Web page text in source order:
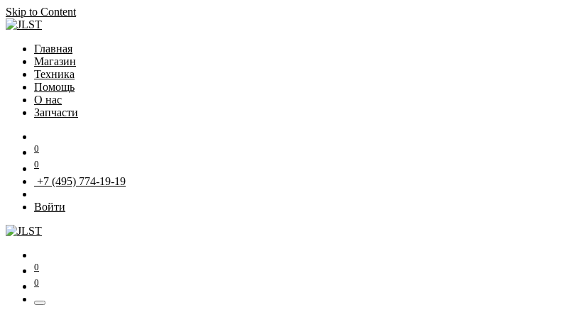
Skip to Content
Главная
Магазин
Техника
Помощь
О нас
Запчасти
0
0
+7 (495) 774-19-19
Войти
0
0